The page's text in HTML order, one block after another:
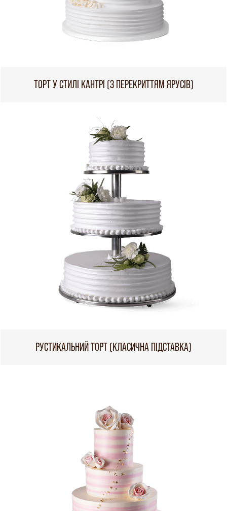
ТОРТ У СТИЛІ КАНТРІ (З ПЕРЕКРИТТЯМ ЯРУСІВ)
РУСТИКАЛЬНИЙ ТОРТ (КЛАСИЧНА ПІДСТАВКА)